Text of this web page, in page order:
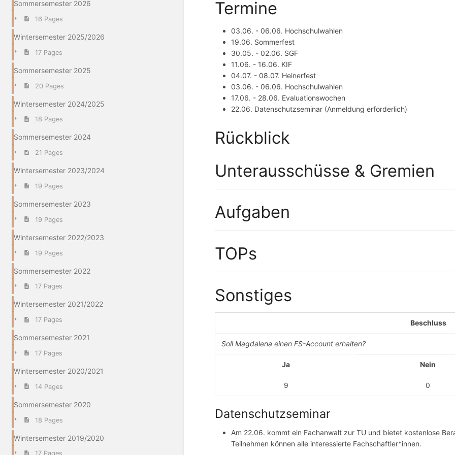
Sommersemester 2026
16 Pages
Wintersemester 2025/2026
17 Pages
Sommersemester 2025
20 Pages
Wintersemester 2024/2025
18 Pages
Sommersemester 2024
21 Pages
Wintersemester 2023/2024
19 Pages
Sommersemester 2023
19 Pages
Wintersemester 2022/2023
19 Pages
Sommersemester 2022
17 Pages
Wintersemester 2021/2022
17 Pages
Sommersemester 2021
17 Pages
Wintersemester 2020/2021
14 Pages
Sommersemester 2020
18 Pages
Wintersemester 2019/2020
17 Pages
Termine
03.06. - 06.06. Hochschulwahlen
19.06. Sommerfest
30.05. - 02.06. SGF
11.06. - 16.06. KIF
04.07. - 08.07. Heinerfest
03.06. - 06.06. Hochschulwahlen
17.06. - 28.06. Evaluationswochen
22.06. Datenschutzseminar (Anmeldung erforderlich)
Rückblick
Unterausschüsse & Gremien
Aufgaben
TOPs
Sonstiges
Beschluss
Soll Magdalena einen FS-Account erhalten?
Ja Nein
9 0
Datenschutzseminar
Am 22.06. kommt ein Fachanwalt zur TU und bietet kostenlose
Teilnehmen können alle interessierte Fachschaftler*innen.